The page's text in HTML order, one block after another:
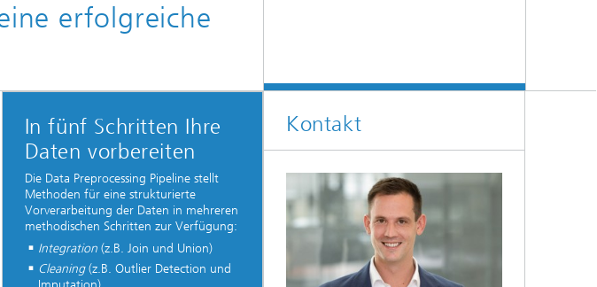
erfolgreiche
In fünf Schritten Ihre
Daten vorbereiten
Die Data Preprocessing Pipeline stellt
Methoden für eine strukturierte
Vorverarbeitung der Daten in mehreren
methodischen Schritten zur Verfügung:
Integration (z.B. Join und Union)
Cleaning(z.B. Outlier Detection und
Kontakt